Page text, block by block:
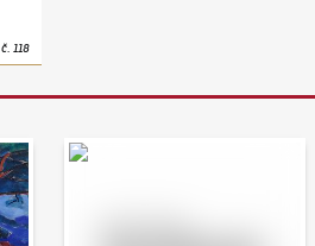
č.118
Dražit online - Artslimit